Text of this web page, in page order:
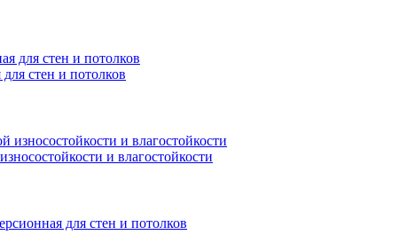
стен и потолков
и влагостойкости